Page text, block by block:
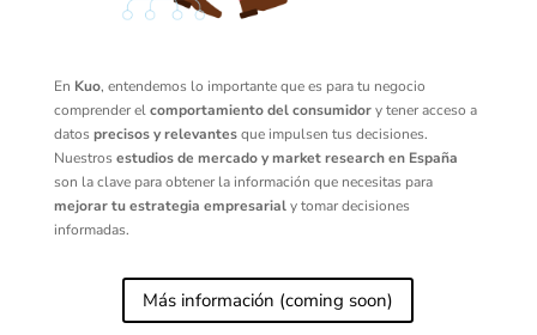
En Kuo, entendemos lo importante que es para tu negocio
comprender elcomportamiento del consumidory tener acceso a
datosprecisos y relevantesque impulsen tus decisiones.
Nuestrosestudios de mercado y market research en España
son la clave para obtener la información que necesitas para
mejorar tu estrategia empresarialy tomar decisiones
informadas.
Más información (coming soon)